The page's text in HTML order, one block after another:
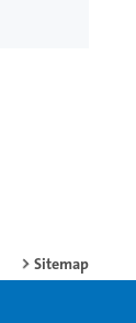
Sitemap